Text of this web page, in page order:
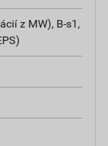
z MW), B-s1,